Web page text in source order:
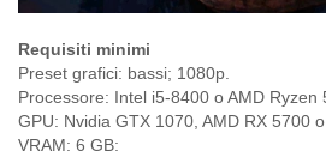
Requisiti minimi
Preset grafici: bassi; 1080p.
Processore: Intel i5-8400 o AMD Ryzen
GPU: Nvidia GTX 1070, AMD RX 5700
VRAM: 6 GB;